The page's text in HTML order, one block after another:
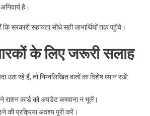
है।
सरकारी सहायता सीधे सही लाभार्थियों तक पहुँचे।
के लिए जरूरी सलाह
उठा रहे हैं, तो निम्नलिखित बातों का विशेष ध्यान रखें:
राशन कार्ड को अपडेट करवाना न भूलें।
की प्रक्रिया अवश्य पूरी करें।